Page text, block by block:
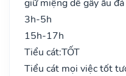
giữ miệng dễ gây ẩu đả
3h-5h
15h-17h
Tiểu cát:TỐT
Tiểu cát mọi việc tốt